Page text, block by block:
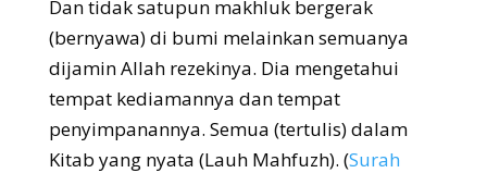
Dan tidak satupun makhluk bergerak
(bernyawa) di bumi melainkan semuanya
dijamin Allah rezekinya. Dia mengetahui
tempat kediamannya dan tempat
penyimpanannya. Semua (tertulis) dalam
Kitab yang nyata (Lauh Mahfuzh). (Surah